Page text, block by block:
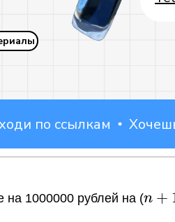
ссылкам Хочешь
на 1000000 рублей на (n+1
n +